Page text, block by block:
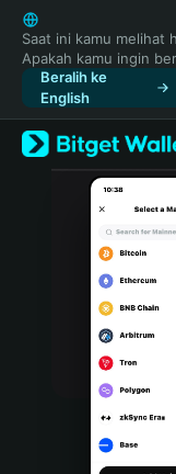
English
日本語
Tiếng Việt
Русский
Español
Türkçe
Italiano
Português (Portugal)
Bahasa Indonesia
Português (Brasil)
Saat ini kamu melihat
Apakah kamu ingin
Beralih ke
English